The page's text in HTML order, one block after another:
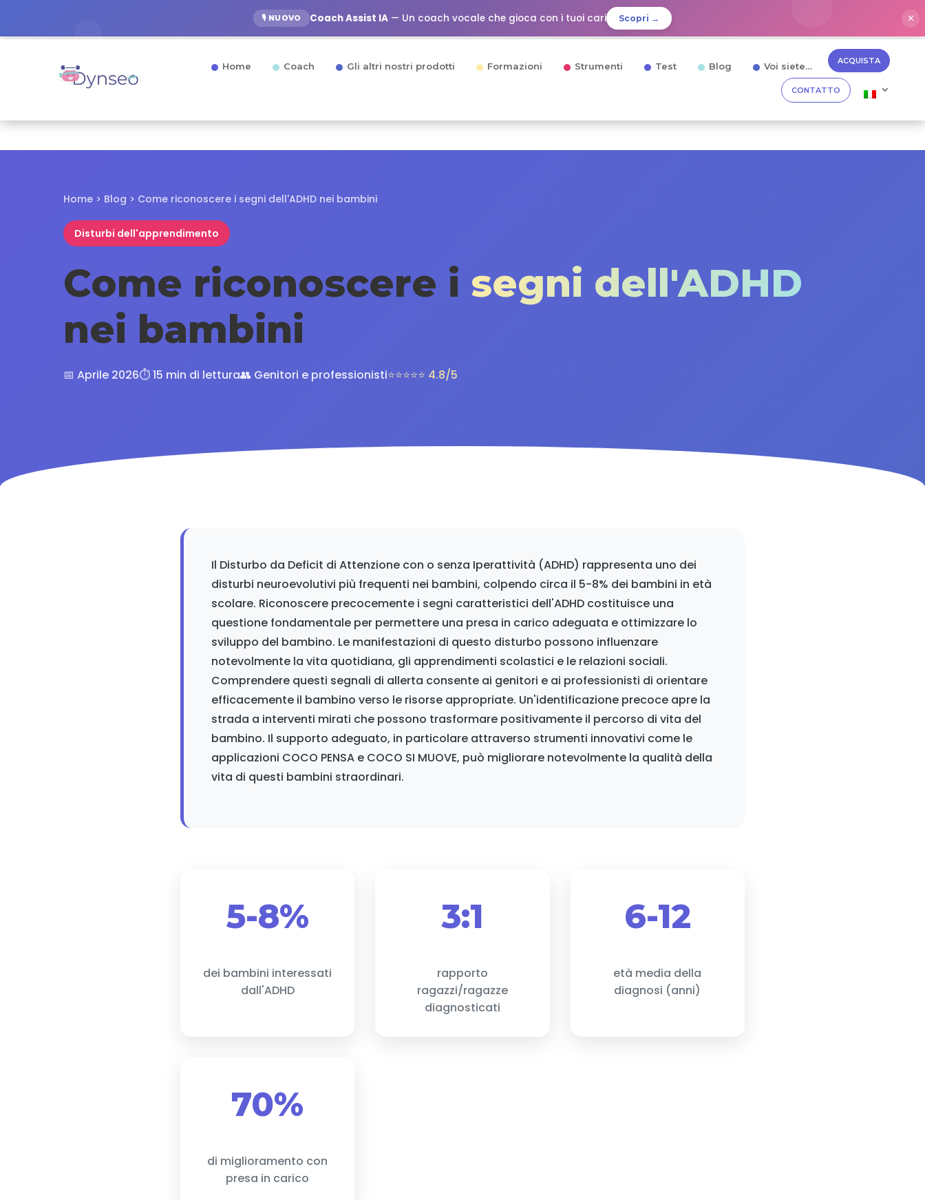
🎙️ NUOVO Coach Assist IA— Un coach vocale che gioca con i tuoi cari Scopri → ✕
Home Coach Gli altri nostri prodotti Formazioni Strumenti Test Blog Voi siete… ACQUISTA
CONTATTO
Home > Blog > Come riconoscere i segni dell'ADHD nei bambini
Disturbi dell'apprendimento
Come riconoscere i segni dell'ADHD
nei bambini
📅 Aprile 2026⏱️ 15 min di lettura👥 Genitori e professionisti⭐⭐⭐⭐⭐ 4.8/5
Il Disturbo da Deficit di Attenzione con o senza Iperattività (ADHD) rappresenta uno dei
disturbi neuroevolutivi più frequenti nei bambini, colpendo circa il 5-8% dei bambini in età
scolare. Riconoscere precocemente i segni caratteristici dell'ADHD costituisce una
questione fondamentale per permettere una presa in carico adeguata e ottimizzare lo
sviluppo del bambino. Le manifestazioni di questo disturbo possono influenzare
notevolmente la vita quotidiana, gli apprendimenti scolastici e le relazioni sociali.
Comprendere questi segnali di allerta consente ai genitori e ai professionisti di orientare
efficacemente il bambino verso le risorse appropriate. Un'identificazione precoce apre la
strada a interventi mirati che possono trasformare positivamente il percorso di vita del
bambino. Il supporto adeguato, in particolare attraverso strumenti innovativi come le
applicazioni COCO PENSA e COCO SI MUOVE, può migliorare notevolmente la qualità della
vita di questi bambini straordinari.
5-8%
dei bambini interessati
dall'ADHD
3:1
rapporto
ragazzi/ragazze
diagnosticati
6-12
età media della
diagnosi (anni)
70%
di miglioramento con
presa in carico